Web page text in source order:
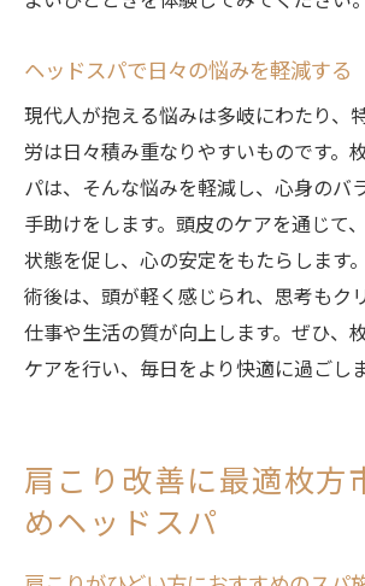
ヘッドスパで日々の悩みを軽減する
現代人が抱える悩みは多岐にわたり、
労は日々積み重なりやすいものです。
パは、そんな悩みを軽減し、心身のバ
手助けをします。頭皮のケアを通じて
状態を促し、心の安定をもたらします
術後は、頭が軽く感じられ、思考もク
仕事や生活の質が向上します。ぜひ、
ケアを行い、毎日をより快適に過ごし
肩こり改善に最適枚方
めヘッドスパ